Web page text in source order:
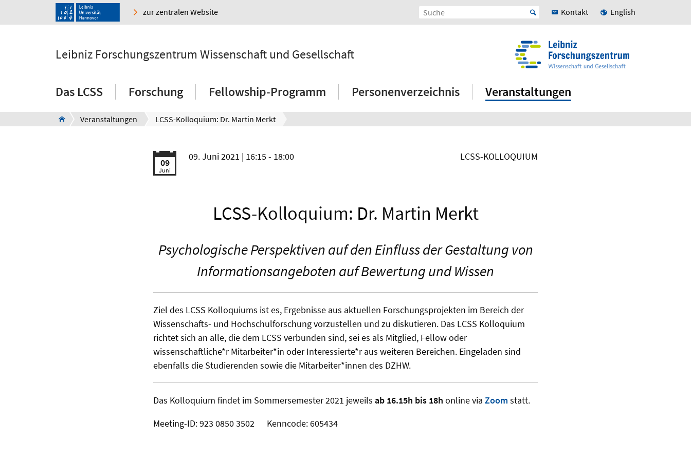
zur zentralen Website Kontakt English
Leibniz Forschungszentrum Wissenschaft und Gesellschaft
Das LCSS Forschung Fellowship-Programm Personenverzeichnis Veranstaltungen
Veranstaltungen LCSS-Kolloquium: Dr. Martin Merkt
09
Juni
09. Juni 2021 | 16:15 - 18:00 LCSS-KOLLOQUIUM
LCSS-Kolloquium: Dr. Martin Merkt
Psychologische Perspektiven auf den Einfluss der Gestaltung von
Informationsangeboten auf Bewertung und Wissen
Ziel des LCSS Kolloquiums ist es, Ergebnisse aus aktuellen Forschungsprojekten im Bereich der
Wissenschafts- und Hochschulforschung vorzustellen und zu diskutieren. Das LCSS Kolloquium
richtet sich an alle, die dem LCSS verbunden sind, sei es als Mitglied, Fellow oder
wissenschaftliche*r Mitarbeiter*in oder Interessierte*r aus weiteren Bereichen. Eingeladen sind
ebenfalls die Studierenden sowie die Mitarbeiter*innen des DZHW.
Das Kolloquium findet im Sommersemester 2021 jeweils ab 16.15h bis 18h online via Zoom statt.
Meeting-ID: 923 0850 3502 Kenncode: 605434